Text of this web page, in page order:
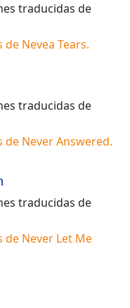
traducidas de
de Nevea Tears.
traducidas de
de Never Answered.
traducidas de
de Never Let Me